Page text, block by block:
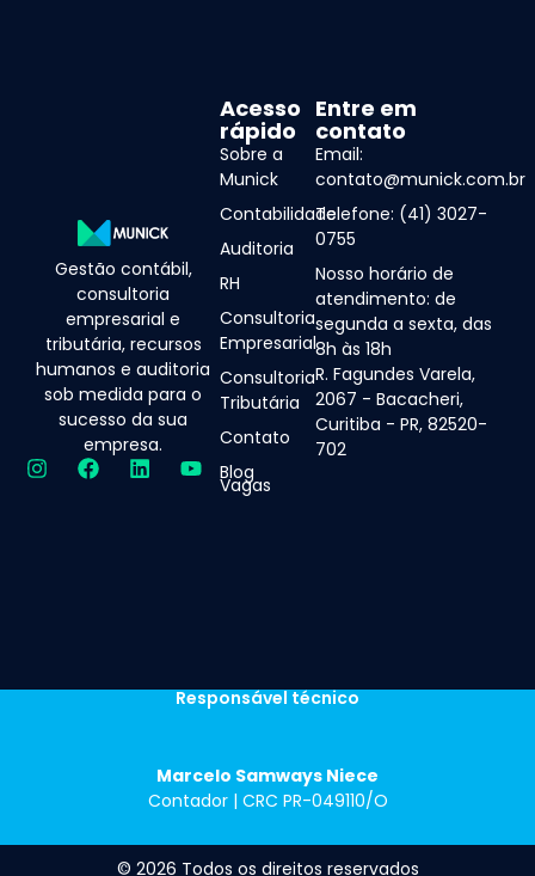
Gestão contábil,
consultoria
empresarial e
tributária, recursos
humanos e auditoria
sob medida para o
sucesso da sua
empresa.
Acesso
rápido
Sobre a
Munick
Contabilidade
Auditoria
RH
Consultoria
Empresarial
Consultoria
Tributária
Contato
Blog
Vagas
Entre em
contato
Email:
contato@munick.com.br
Telefone: (41) 3027-
0755
Nosso horário de
atendimento: de
segunda a sexta, das
8h às 18h
R. Fagundes Varela,
2067 - Bacacheri,
Curitiba - PR, 82520-
702
Responsável técnico
Marcelo Samways Niece
Contador | CRC PR-049110/O
© 2026 Todos os direitos reservados